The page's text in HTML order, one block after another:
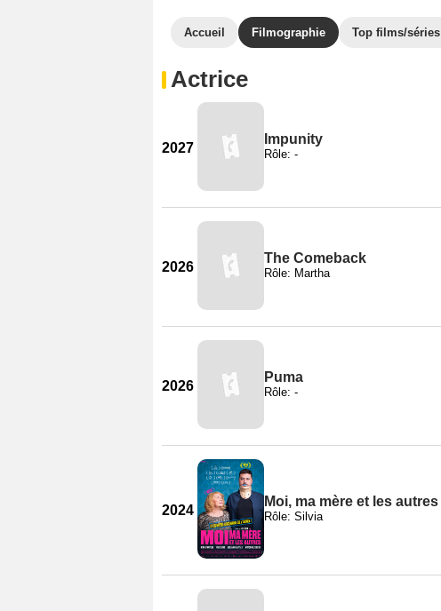
Accueil Filmographie Top films/séries
Actrice
2027
Impunity
Rôle: -
2026
The Comeback
Rôle: Martha
2026
Puma
Rôle: -
2024
Moi, ma mère et les autres
Rôle: Silvia